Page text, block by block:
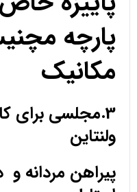
پارچه
مکانیک
3.مجلسی برای
ولنتاین
پیراهن مردانه و